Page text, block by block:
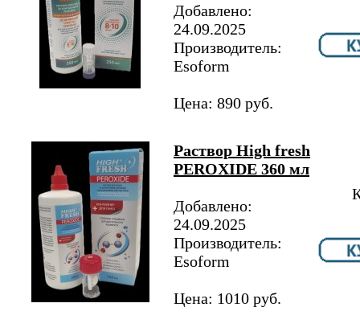
Добавлено:
24.09.2025
Производитель:
Esoform
Цена: 890 руб.
Раствор High fresh
PEROXIDE 360 мл
Добавлено:
24.09.2025
Производитель:
Esoform
Цена: 1010 руб.